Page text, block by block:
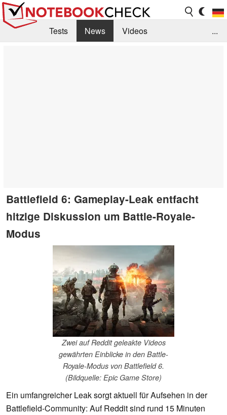
Tests News
Videos
...
Battlefield 6: Gameplay-Leak entfacht
hitzige Diskussion um Battle-Royale-
Modus
Zwei auf Reddit geleakte Videos
gewährten Einblicke in den Battle-
Royale-Modus von Battlefield 6.
(Bildquelle: Epic Game Store)
Ein umfangreicher Leak sorgt aktuell für Aufsehen in der
Battlefield-Community: Auf Reddit sind rund 15 Minuten